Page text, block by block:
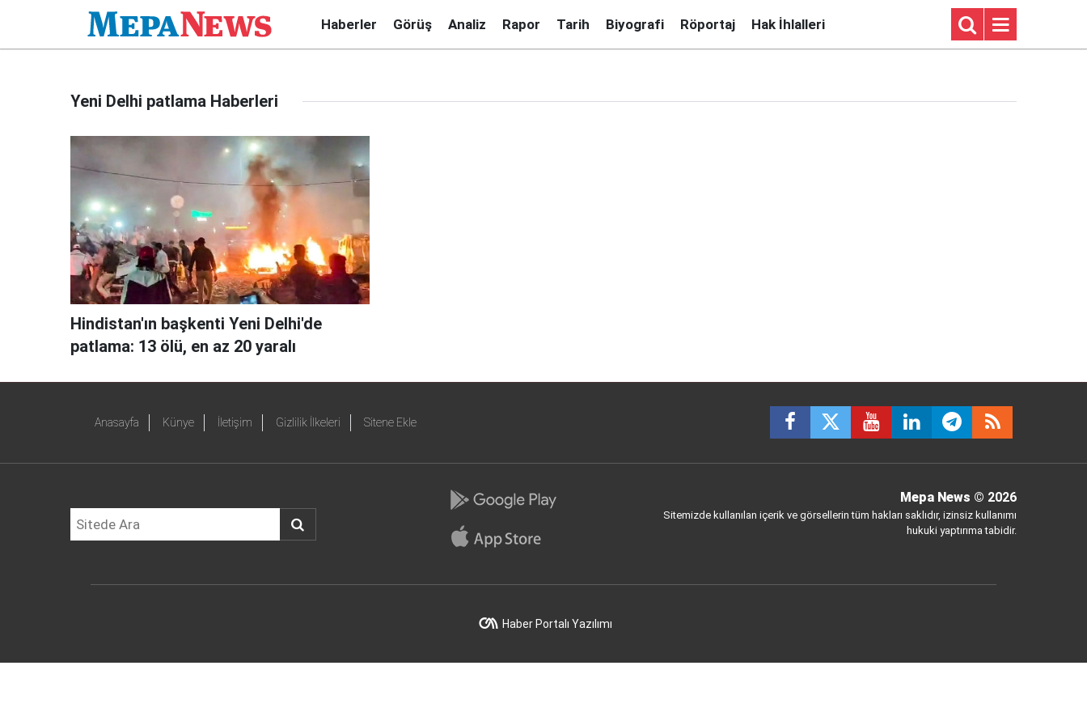
Haberler Görüş Analiz Rapor Tarih Biyografi Röportaj Hak İhlalleri
Yeni Delhi patlama Haberleri
Hindistan'ın başkenti Yeni Delhi'de
patlama: 13 ölü, en az 20 yaralı
Anasayfa Künye İletişim Gizlilik İlkeleri Sitene Ekle
Mepa News © 2026
Sitemizde kullanılan içerik ve görsellerin tüm hakları saklıdır, izinsiz kullanımı
hukuki yaptırıma tabidir.
Haber Portalı Yazılımı